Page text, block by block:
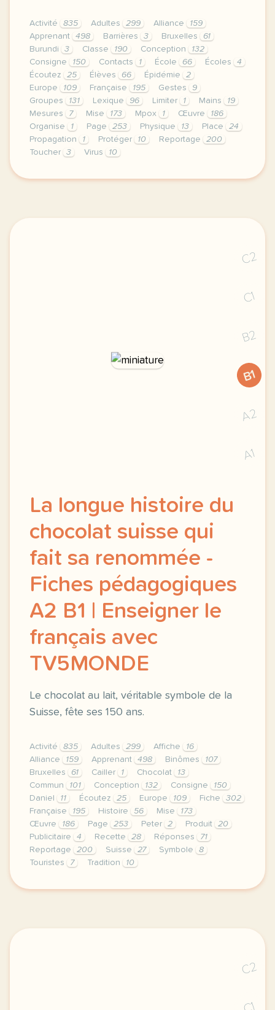
Activité 835 Adultes 299 Alliance
159
Apprenant
498 Barrières 3 Bruxelles
61
Burundi
3 Classe 190 Conception
132
Consigne
150 Contacts 1 École 66 Écoles
4
Écoutez
25 Élèves 66 Épidémie
2
Europe
109 Française 195 Gestes
9
Groupes
131 Lexique 96 Limiter 1 Mains
19
Mesures
7 Mise 173 Mpox 1 Œuvre
186
Organise
1 Page 253 Physique 13 Place
24
Propagation
1 Protéger 10 Reportage
200
Toucher
3 Virus 10
le respect de votre vie privee est une priorite
C2
C1
B2
B1
A2
A1
La longue histoire du
chocolat suisse qui
fait sa renommée -
Fiches pédagogiques
A2 B1 | Enseigner le
français avec
TV5MONDE
Le chocolat au lait, véritable symbole de la
Suisse, fête ses 150 ans.
Activité 835 Adultes 299 Affiche
16
Alliance
159 Apprenant 498 Binômes
107
Bruxelles
61 Cailler 1 Chocolat
13
Commun
101 Conception 132 Consigne
150
Daniel
11 Écoutez 25 Europe 109 Fiche
302
Française
195 Histoire 56 Mise
173
Œuvre
186 Page 253 Peter 2 Produit
20
Publicitaire
4 Recette 28 Réponses
71
Reportage
200 Suisse 27 Symbole
8
Touristes
7 Tradition 10
continuer sans accepter le respect de votre vie
C2